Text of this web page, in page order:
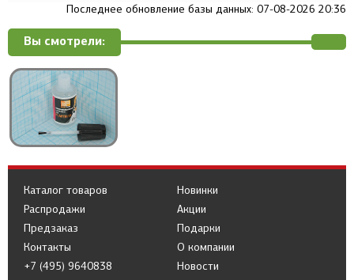
Последнее обновление базы данных: 07-08-2026 20:36
Вы смотрели:
Каталог товаров
Распродажи
Предзаказ
Новинки
Акции
Подарки
Контакты
+7 (495) 9640838
О компании
Новости